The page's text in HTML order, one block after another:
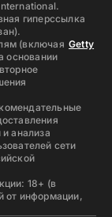
гиперссылка
(включая Getty
основании
анализа
сети
18+ (в
от информации,